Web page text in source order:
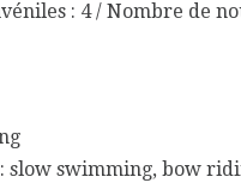
: 4 / Nombre de
slow swimming, bow